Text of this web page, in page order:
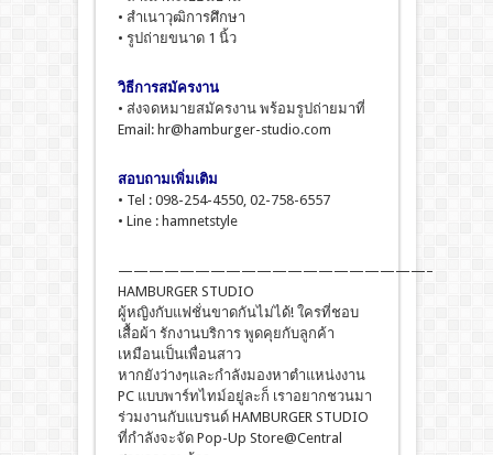
• สำเนาวุฒิการศึกษา
• รูปถ่ายขนาด 1 นิ้ว
วิธีการสมัครงาน
• ส่งจดหมายสมัครงาน พร้อมรูปถ่ายมาที่
Email: hr@hamburger-studio.com
สอบถามเพิ่มเติม
• Tel : 098-254-4550, 02-758-6557
• Line : hamnetstyle
————————————————————–
HAMBURGER STUDIO
ผู้หญิงกับแฟชั่นขาดกันไม่ได้! ใครที่ชอบ
เสื้อผ้า รักงานบริการ พูดคุยกับลูกค้า
เหมือนเป็นเพื่อนสาว
หากยังว่างๆและกำลังมองหาตำแหน่งงาน
PC แบบพาร์ทไทม์อยู่ละก็ เราอยากชวนมา
ร่วมงานกับแบรนด์ HAMBURGER STUDIO
ที่กำลังจะจัด Pop-Up Store@Central